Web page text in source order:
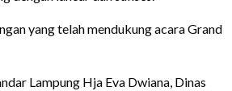
yang telah mendukung acara Grand
Lampung Hja Eva Dwiana, Dinas